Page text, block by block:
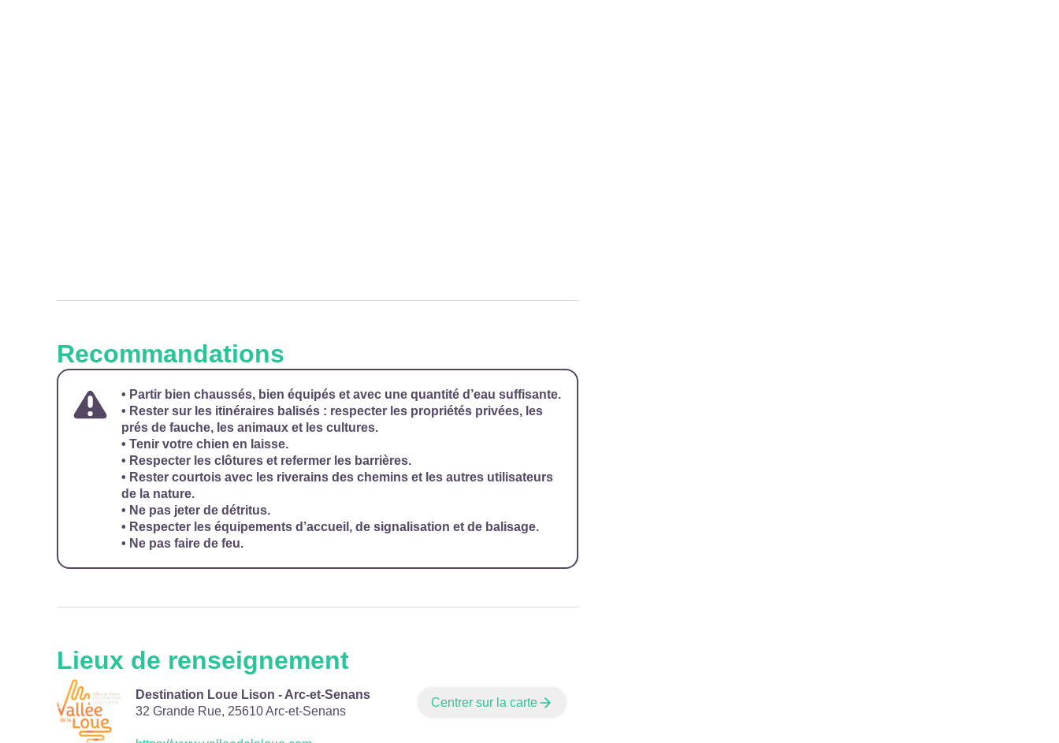
Recommandations
• Partir bien chaussés, bien équipés et avec une quantité d’eau suffisante.
• Rester sur les itinéraires balisés : respecter les propriétés privées, les
prés de fauche, les animaux et les cultures.
• Tenir votre chien en laisse.
• Respecter les clôtures et refermer les barrières.
• Rester courtois avec les riverains des chemins et les autres utilisateurs
de la nature.
• Ne pas jeter de détritus.
• Respecter les équipements d’accueil, de signalisation et de balisage.
• Ne pas faire de feu.
Lieux de renseignement
Destination Loue Lison - Arc-et-Senans
32 Grande Rue, 25610Arc-et-Senans
Centrer sur la carte